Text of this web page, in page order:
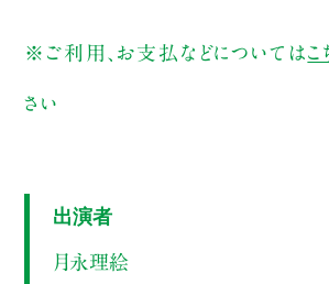
※ご利用、お支払などについてはこ
さい
出演者
月永理絵